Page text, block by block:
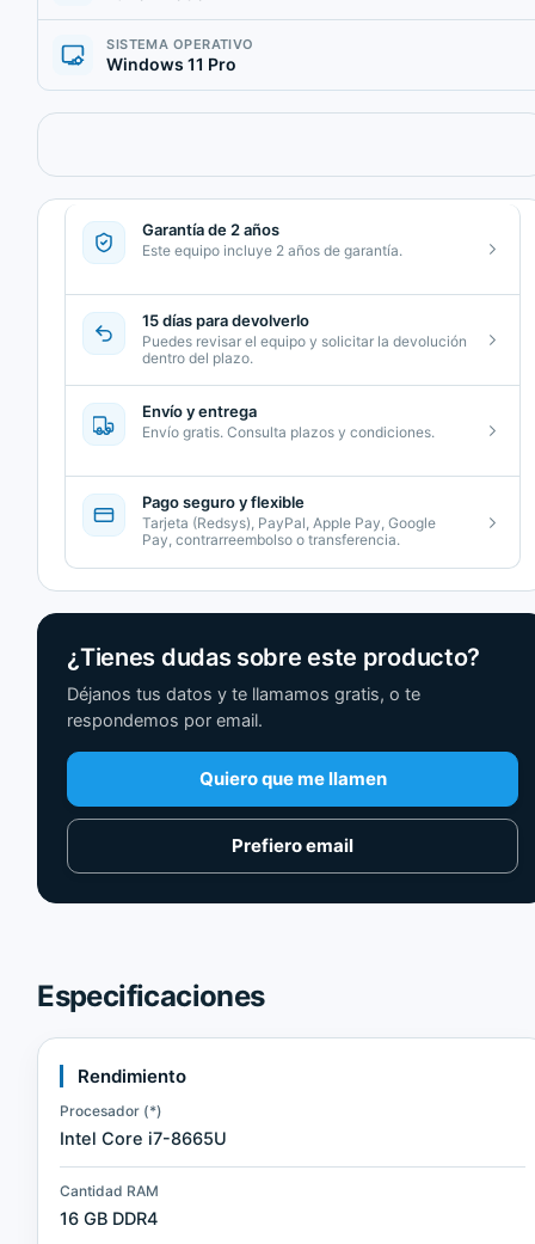
SISTEMA OPERATIVO
Windows 11 Pro
Garantía de 2 años
Este equipo incluye 2 años de garantía.
15 días para devolverlo
Puedes revisar el equipo y solicitar la devolución
dentro del plazo.
Envío y entrega
Envío gratis. Consulta plazos y condiciones.
Pago seguro y flexible
Tarjeta (Redsys), PayPal, Apple Pay, Google
Pay, contrarreembolso o transferencia.
¿Tienes dudas sobre este producto?
Déjanos tus datos y te llamamos gratis, o te
respondemos por email.
Quiero que me llamen
Prefiero email
Especificaciones
Rendimiento
Procesador (*)
Intel Core i7-8665U
Cantidad RAM
16 GB DDR4